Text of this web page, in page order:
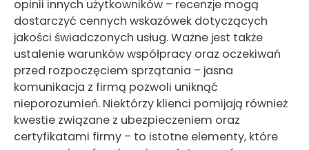
opinii innych użytkowników – recenzje mogą
dostarczyć cennych wskazówek dotyczących
jakości świadczonych usług. Ważne jest także
ustalenie warunków współpracy oraz oczekiwań
przed rozpoczęciem sprzątania – jasna
komunikacja z firmą pozwoli uniknąć
nieporozumień. Niektórzy klienci pomijają również
kwestie związane z ubezpieczeniem oraz
certyfikatami firmy – to istotne elementy, które